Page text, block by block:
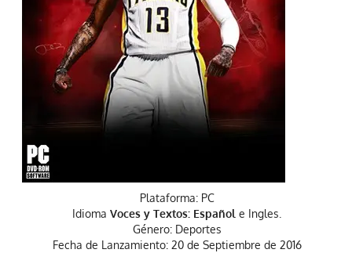
Plataforma: PC
IdiomaVoces y Textos: Españole Ingles.
Género: Deportes
Fecha de Lanzamiento: 20 de Septiembre de 2016